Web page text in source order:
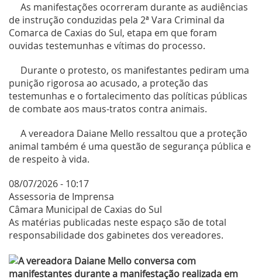
As manifestações ocorreram durante as audiências
de instrução conduzidas pela 2ª Vara Criminal da
Comarca de Caxias do Sul, etapa em que foram
ouvidas testemunhas e vítimas do processo.
Durante o protesto, os manifestantes pediram uma
punição rigorosa ao acusado, a proteção das
testemunhas e o fortalecimento das políticas públicas
de combate aos maus-tratos contra animais.
A vereadora Daiane Mello ressaltou que a proteção
animal também é uma questão de segurança pública e
de respeito à vida.
08/07/2026 - 10:17
Assessoria de Imprensa
Câmara Municipal de Caxias do Sul
As matérias publicadas neste espaço são de total
responsabilidade dos gabinetes dos vereadores.